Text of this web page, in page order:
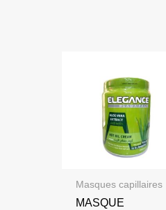
Masques capillaires
MASQUE